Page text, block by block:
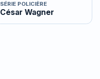
SÉRIE POLICIÈRE
César Wagner